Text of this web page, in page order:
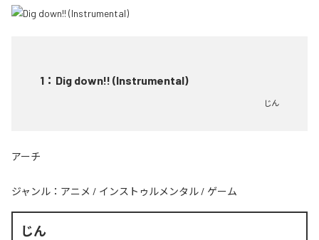
1 ： Dig down!! (Instrumental)
じん
アーチ
ジャンル： アニメ / インストゥルメンタル / ゲーム
じん